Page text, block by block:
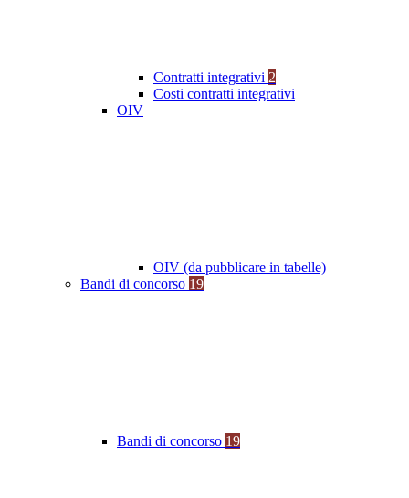
Contratti integrativi 2
Costi contratti integrativi
OIV
OIV (da pubblicare in tabelle)
Bandi di concorso 19
Bandi di concorso 19